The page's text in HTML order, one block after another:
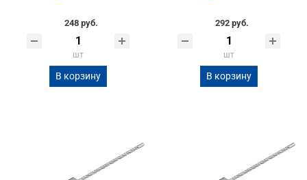
248 руб.
шт
В корзину
292 руб.
шт
В корзину